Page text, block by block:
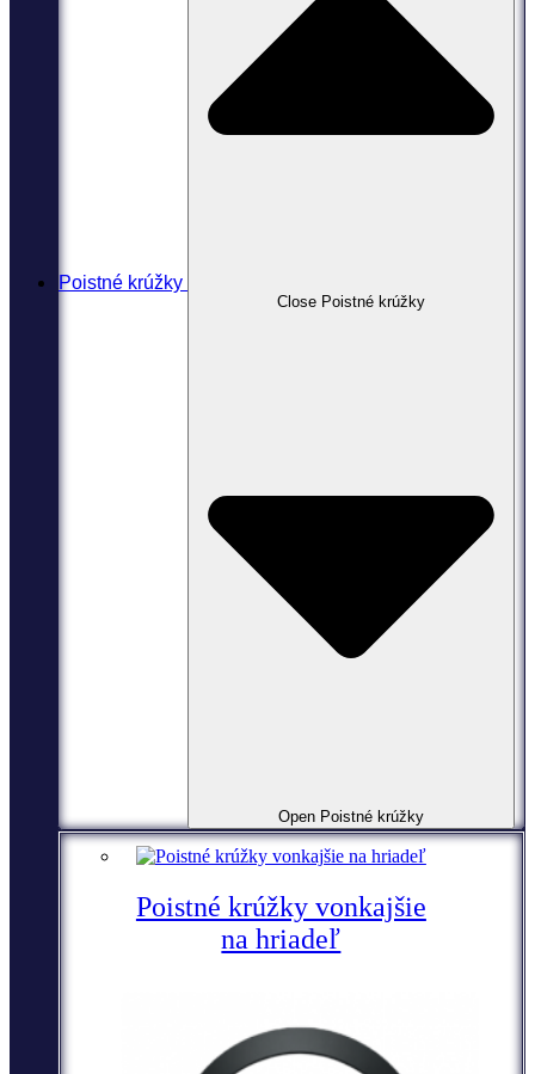
Poistné krúžky
Close Poistné krúžky
Open Poistné krúžky
Poistné krúžky vonkajšie
na hriadeľ